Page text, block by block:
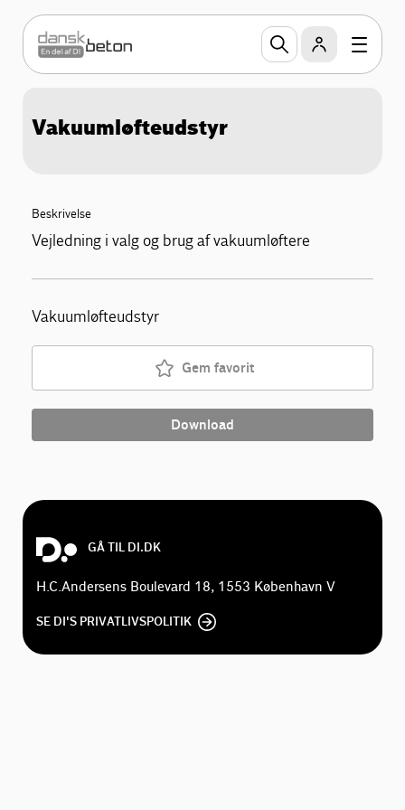
Vakuumløfteudstyr
Beskrivelse
Vejledning i valg og brug af vakuumløftere
Vakuumløfteudstyr
Gem favorit
Download
GÅ TIL DI.DK
H.C.Andersens Boulevard 18, 1553 København V
SE DI'S PRIVATLIVSPOLITIK